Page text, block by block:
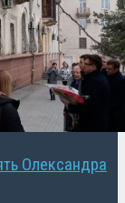
Олександра